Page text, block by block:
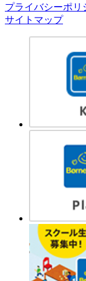
プライバシーポリ
サイトマップ